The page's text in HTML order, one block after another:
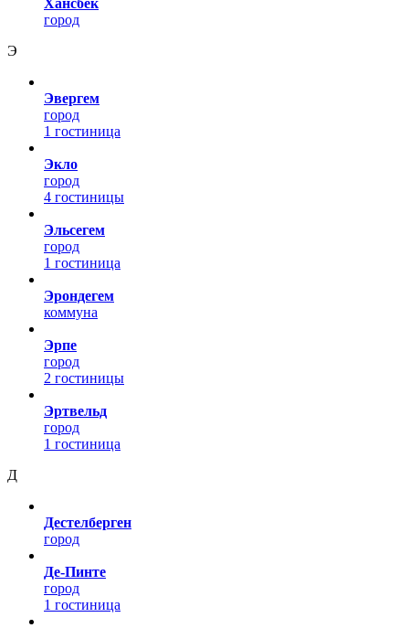
город
Э
Эвергем
город
1 гостиница
Экло
город
4 гостиницы
Эльсегем
город
1 гостиница
Эрондегем
коммуна
Эрпе
город
2 гостиницы
Эртвельд
город
1 гостиница
Д
Дестелберген
город
Де-Пинте
город
1 гостиница